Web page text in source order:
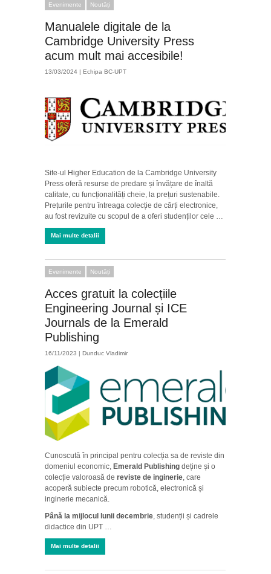
Evenimente Noutăți
Manualele digitale de la
Cambridge University Press
acum mult mai accesibile!
13/03/2024 | Echipa BC-UPT
Site-ul Higher Education de la Cambridge University
Press oferă resurse de predare și învățare de înaltă
calitate, cu funcționalități cheie, la prețuri sustenabile.
Prețurile pentru întreaga colecție de cărți electronice,
au fost revizuite cu scopul de a oferi studenților cele …
Mai multe detalii
Evenimente Noutăți
Acces gratuit la colecțiile
Engineering Journal și ICE
Journals de la Emerald
Publishing
16/11/2023 | Dunduc Vladimir
Cunoscută în principal pentru colecția sa de reviste din
domeniul economic, Emerald Publishing deține și o
colecție valoroasă de reviste de inginerie, care
acoperă subiecte precum robotică, electronică și
inginerie mecanică.
Până la mijlocul lunii decembrie, studenții și cadrele
didactice din UPT …
Mai multe detalii